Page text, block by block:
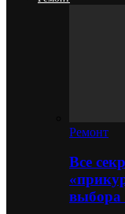
Ремонт
Все
выбора